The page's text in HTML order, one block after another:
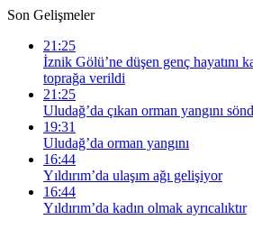
Son Gelişmeler
21:25
İznik Gölü’ne düşen genç hayatını
toprağa verildi
21:25
Uludağ’da çıkan orman yangını
19:31
Uludağ’da orman yangını
16:44
Yıldırım’da ulaşım ağı gelişiyor
16:44
Yıldırım’da kadın olmak ayrıcalıktır